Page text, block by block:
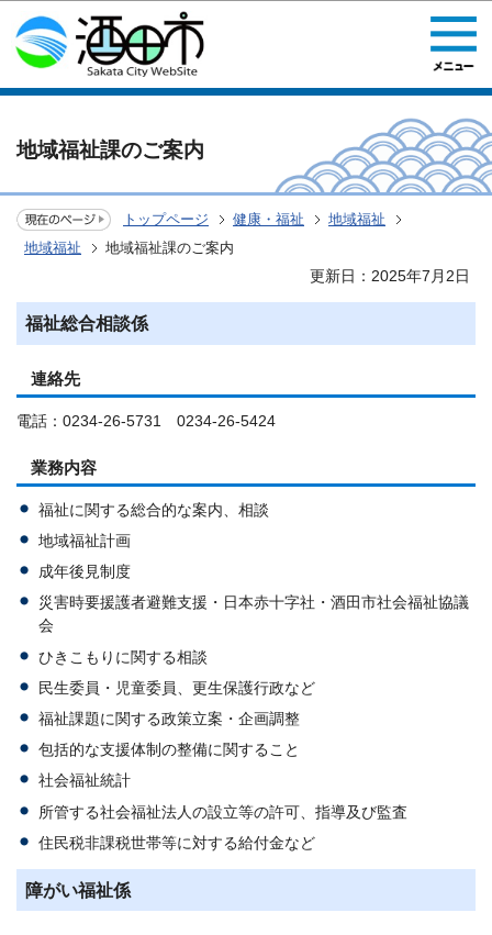
このページの本文へ移動
地域福祉課のご案内
トップページ 健康・福祉
地域福祉
地域福祉
地域福祉課のご案内
更新日：2025年7月2日
福祉総合相談係
連絡先
電話：0234-26-5731 0234-26-5424
業務内容
福祉に関する総合的な案内、相談
地域福祉計画
成年後見制度
災害時要援護者避難支援・日本赤十字社・酒田市社会福祉協議
会
ひきこもりに関する相談
民生委員・児童委員、更生保護行政など
福祉課題に関する政策立案・企画調整
包括的な支援体制の整備に関すること
社会福祉統計
所管する社会福祉法人の設立等の許可、指導及び監査
住民税非課税世帯等に対する給付金など
障がい福祉係